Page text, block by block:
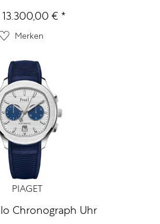
13.300,00 € *
Merken
PIAGET
Chronograph Uhr